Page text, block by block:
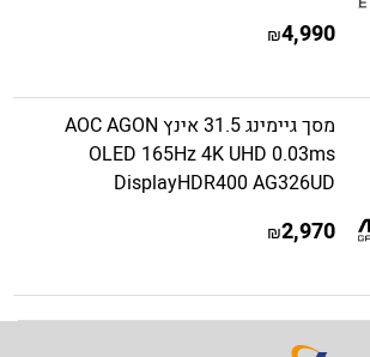
4,990
₪
מסך גיימינג 31.5 אינץ AOC AGON
OLED 165Hz 4K UHD 0.03ms
DisplayHDR400 AG326UD
2,970
₪